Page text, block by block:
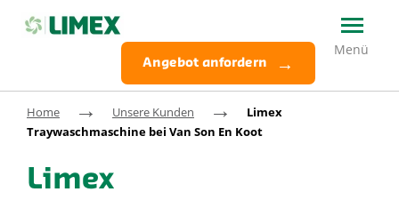
Angebot anfordern
Home → Unsere Kunden →
Limex
Traywaschmaschine bei Van Son En Koot
Limex